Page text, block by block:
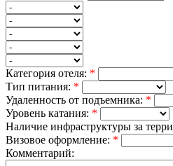
Категория отеля: *
Тип питания: *
Удаленность от подъемника: *
Уровень катания: *
Наличие инфраструктуры за
Визовое оформление: *
Комментарий: